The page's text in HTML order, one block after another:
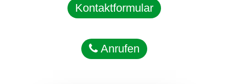
Kontaktformular
Anrufen